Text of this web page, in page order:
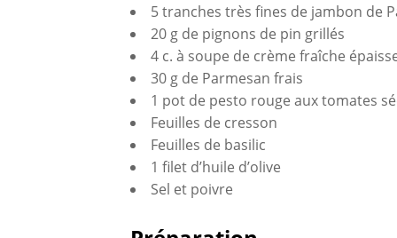
5 tranches très fines de jambon de
20 g de pignons de pin grillés
4 c. à soupe de crème fraîche
30 g de Parmesan frais
1 pot de pesto rouge aux tomates
Feuilles de cresson
Feuilles de basilic
1 filet d’huile d’olive
Sel et poivre